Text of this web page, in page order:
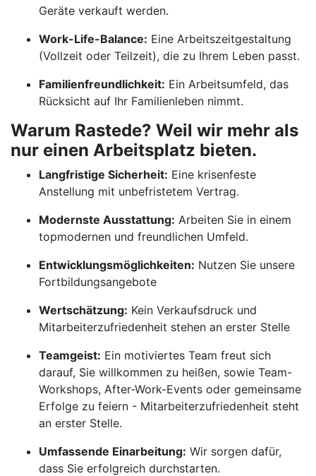
Geräte verkauft werden.
Work-Life-Balance: Eine Arbeitszeitgestaltung
(Vollzeit oder Teilzeit), die zu Ihrem Leben passt.
Familienfreundlichkeit: Ein Arbeitsumfeld, das
Rücksicht auf Ihr Familienleben nimmt.
Warum Rastede? Weil wir mehr als
nur einen Arbeitsplatz bieten.
Langfristige Sicherheit: Eine krisenfeste
Anstellung mit unbefristetem Vertrag.
Modernste Ausstattung: Arbeiten Sie in einem
topmodernen und freundlichen Umfeld.
Entwicklungsmöglichkeiten: Nutzen Sie unsere
Fortbildungsangebote
Wertschätzung: Kein Verkaufsdruck und
Mitarbeiterzufriedenheit stehen an erster Stelle
Teamgeist: Ein motiviertes Team freut sich
darauf, Sie willkommen zu heißen, sowie Team-
Workshops, After-Work-Events oder gemeinsame
Erfolge zu feiern - Mitarbeiterzufriedenheit steht
an erster Stelle.
Umfassende Einarbeitung: Wir sorgen dafür,
dass Sie erfolgreich durchstarten.